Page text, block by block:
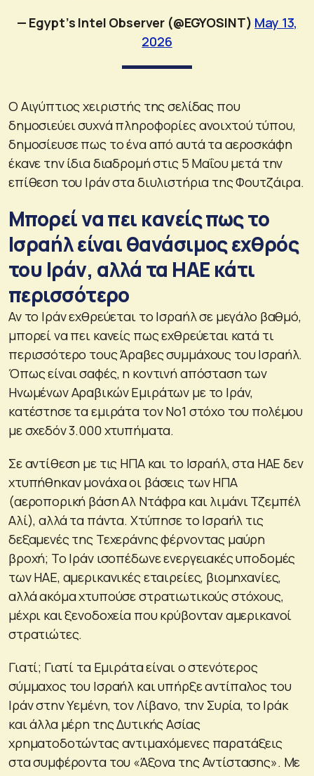
— Egypt’s Intel Observer (@EGYOSINT) May 13,
2026
Ο Αιγύπτιος χειριστής της σελίδας που
δημοσιεύει συχνά πληροφορίες ανοιχτού τύπου,
δημοσίευσε πως το ένα από αυτά τα αεροσκάφη
έκανε την ίδια διαδρομή στις 5 Μαΐου μετά την
επίθεση του Ιράν στα διυλιστήρια της Φουτζάιρα.
Μπορεί να πει κανείς πως το
Ισραήλ είναι θανάσιμος εχθρός
του Ιράν, αλλά τα ΗΑΕ κάτι
περισσότερο
Αν το Ιράν εχθρεύεται το Ισραήλ σε μεγάλο βαθμό,
μπορεί να πει κανείς πως εχθρεύεται κατά τι
περισσότερο τους Άραβες συμμάχους του Ισραήλ.
Όπως είναι σαφές, η κοντινή απόσταση των
Ηνωμένων Αραβικών Εμιράτων με το Ιράν,
κατέστησε τα εμιράτα τον Νο1 στόχο του πολέμου
με σχεδόν 3.000 χτυπήματα.
Σε αντίθεση με τις ΗΠΑ και το Ισραήλ, στα ΗΑΕ δεν
χτυπήθηκαν μονάχα οι βάσεις των ΗΠΑ
(αεροπορική βάση Αλ Ντάφρα και λιμάνι Τζεμπέλ
Αλί), αλλά τα πάντα. Χτύπησε το Ισραήλ τις
δεξαμενές της Τεχεράνης φέρνοντας μαύρη
βροχή; Το Ιράν ισοπέδωνε ενεργειακές υποδομές
των ΗΑΕ, αμερικανικές εταιρείες, βιομηχανίες,
αλλά ακόμα χτυπούσε στρατιωτικούς στόχους,
μέχρι και ξενοδοχεία που κρύβονταν αμερικανοί
στρατιώτες.
Γιατί; Γιατί τα Εμιράτα είναι ο στενότερος
σύμμαχος του Ισραήλ και υπήρξε αντίπαλος του
Ιράν στην Υεμένη, τον Λίβανο, την Συρία, το Ιράκ
και άλλα μέρη της Δυτικής Ασίας
χρηματοδοτώντας αντιμαχόμενες παρατάξεις
στα συμφέροντα του «Άξονα της Αντίστασης». Με